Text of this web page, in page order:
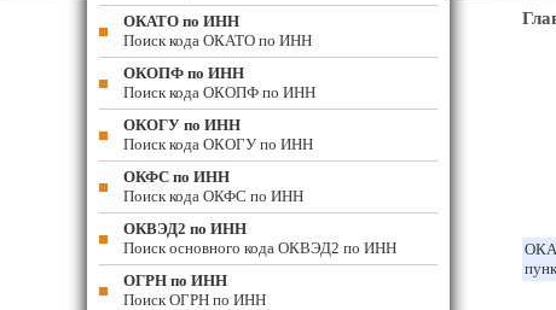
ОКАТО по ИНН
Поиск кода ОКАТО по ИНН
ОКОПФ по ИНН
Поиск кода ОКОПФ по ИНН
ОКОГУ по ИНН
Поиск кода ОКОГУ по ИНН
ОКФС по ИНН
Поиск кода ОКФС по ИНН
ОКВЭД2 по ИНН
Поиск основного кода ОКВЭД2 по ИНН
ОГРН по ИНН
Поиск ОГРН по ИНН